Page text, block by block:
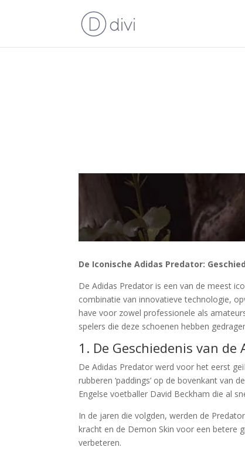
De Iconische Adidas Predator:
De Adidas Predator is een van de meest
combinatie van innovatieve technologie,
have voor zowel professionele als
spelers die deze schoenen hebben
1. De Geschiedenis van de
De Adidas Predator werd voor het eerst
rubberen ‘paddings’ op de bovenkant van
Engelse voetballer David Beckham die al
In de jaren die volgden, werden de
kracht en de Demon Skin voor een betere
verbeteren.